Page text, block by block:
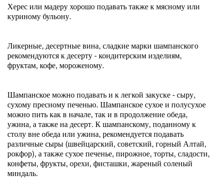
Херес или мадеру хорошо подавать также к мясному или
куриному бульону.
Ликерные, десертные вина, сладкие марки шампанского
рекомендуются к десерту - кондитерским изделиям,
фруктам, кофе, мороженому.
Шампанское можно подавать и к легкой закуске - сыру,
сухому пресному печенью. Шампанское сухое и полусухое
можно пить как в начале, так и в продолжение обеда,
ужина, а также на десерт. К шампанскому, поданному к
столу вне обеда или ужина, рекомендуется подавать
различные сыры (швейцарский, советский, горный Алтай,
рокфор), а также сухое печенье, пирожное, торты, сладости,
конфеты, фрукты, орехи, фисташки, жареный соленый
миндаль.